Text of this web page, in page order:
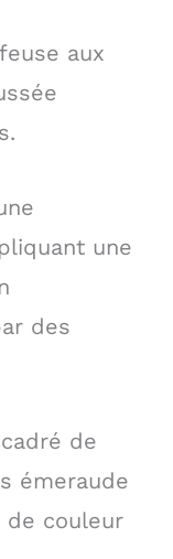
aux
une
des
de
émeraude
de couleur